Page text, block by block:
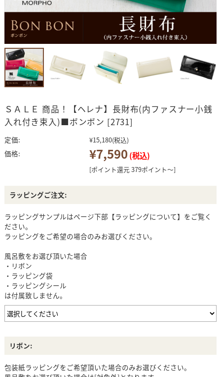
ＳＡＬＥ 商品！【ヘレナ】長財布(内ファスナー小銭
入れ付き束入)■ボンボン [2731]
定価: ¥15,180(税込)
価格: ¥7,590 (税込)
[ポイント還元 379ポイント～]
ラッピングご注文:
ラッピングサンプルはページ下部【ラッピングについて】をご覧く
ださい。
ラッピングをご希望の場合のみお選びください。
風呂敷をお選び頂いた場合
・リボン
・ラッピング袋
・ラッピングシール
は付属致しません。
リボン:
包装紙ラッピングをご希望頂いた場合のみお選びください。